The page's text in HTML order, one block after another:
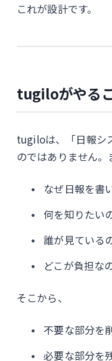
これが設計です。
tugiloがやる
tugiloは、「日報シ
のではありません。
なぜ日報を書
何を知りたい
誰が見ている
どこが負担な
そこから、
不要な部分を
必要な部分を